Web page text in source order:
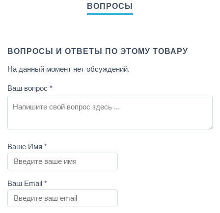
ВОПРОСЫ И ОТВЕТЫ ПО ЭТОМУ ТОВАРУ
На данный момент нет обсуждений.
Ваш вопрос *
Ваше Имя *
Ваш Email *